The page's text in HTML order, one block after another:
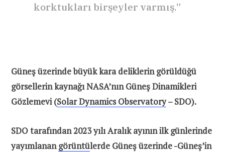
korktukları birşeyler varmış.”
Güneş üzerinde büyük kara deliklerin görüldüğü
görsellerin kaynağı NASA’nın Güneş Dinamikleri
Gözlemevi (Solar Dynamics Observatory– SDO).
SDO tarafından 2023 yılı Aralık ayının ilk günlerinde
yayımlanangörüntülerde Güneş üzerinde -Güneş’in